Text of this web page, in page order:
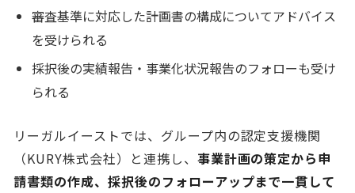
審査基準に対応した計画書の構成についてアドバイス
を受けられる
採択後の実績報告・事業化状況報告のフォローも受け
られる
リーガルイーストでは、グループ内の認定支援機関
（KURY株式会社）と連携し、 事業計画の策定から申
請書類の作成、採択後のフォローアップまで一貫して